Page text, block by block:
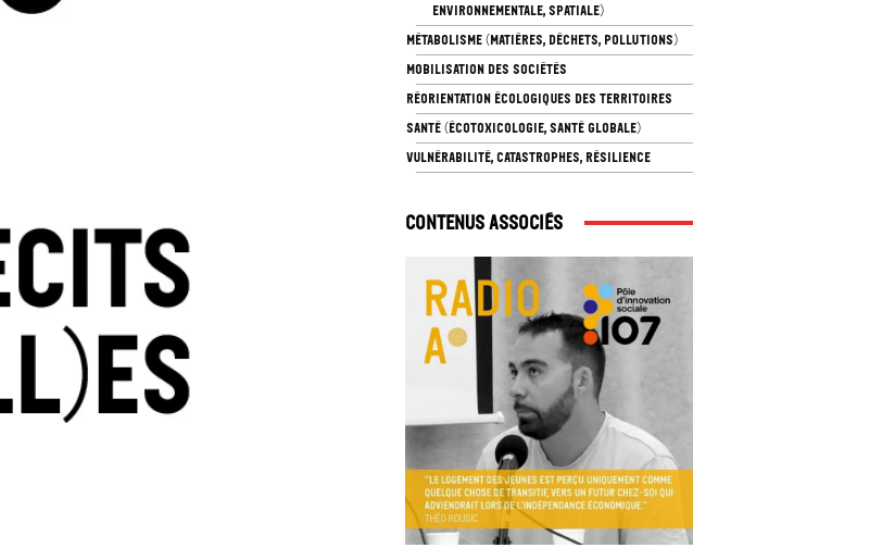
ENVIRONNEMENTALE, SPATIALE)
MÉTABOLISME (MATIÈRES, DÉCHETS, POLLUTIONS)
MOBILISATION DES SOCIÉTÉS
RÉORIENTATION ÉCOLOGIQUES DES TERRITOIRES
SANTÉ (ÉCOTOXICOLOGIE, SANTÉ GLOBALE)
VULNÉRABILITÉ, CATASTROPHES, RÉSILIENCE
Contenus associés